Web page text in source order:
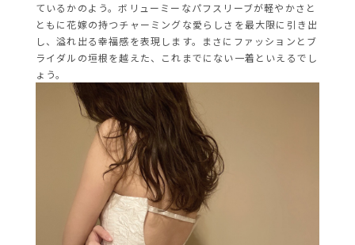
ているかのよう。ボリューミーなパフスリーブが軽やかさと
ともに花嫁の持つチャーミングな愛らしさを最大限に引き出
し、溢れ出る幸福感を表現します。まさにファッションとブ
ライダルの垣根を越えた、これまでにない一着といえるでし
ょう。